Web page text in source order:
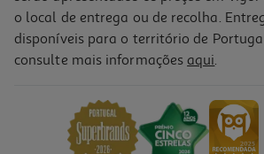
Queijo Le Rustique Raclette Fumada 350g
o local de entrega ou de recolha.
disponíveis para o território de
consulte mais informações aqui.